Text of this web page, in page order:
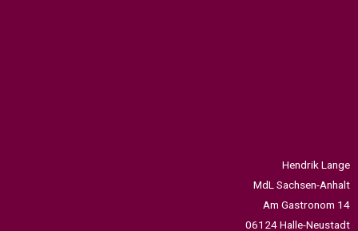
Hendrik Lange
MdL Sachsen-Anhalt
Am Gastronom 14
06124 Halle-Neustadt